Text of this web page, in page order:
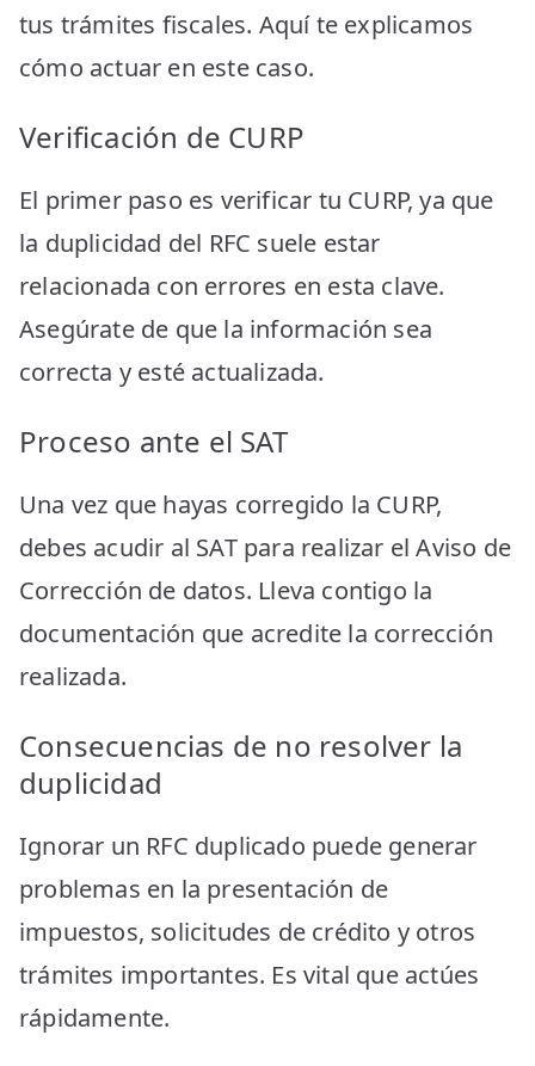
tus trámites fiscales. Aquí te explicamos
cómo actuar en este caso.
Verificación de CURP
El primer paso es verificar tu CURP, ya que
la duplicidad del RFC suele estar
relacionada con errores en esta clave.
Asegúrate de que la información sea
correcta y esté actualizada.
Proceso ante el SAT
Una vez que hayas corregido la CURP,
debes acudir al SAT para realizar el Aviso de
Corrección de datos. Lleva contigo la
documentación que acredite la corrección
realizada.
Consecuencias de no resolver la
duplicidad
Ignorar un RFC duplicado puede generar
problemas en la presentación de
impuestos, solicitudes de crédito y otros
trámites importantes. Es vital que actúes
rápidamente.